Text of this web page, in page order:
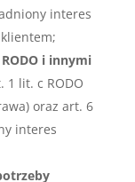
interes
i innymi
lit. c RODO
oraz art. 6
interes